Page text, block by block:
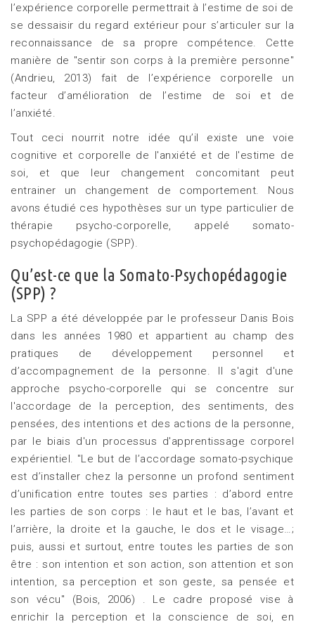
l’expérience corporelle permettrait à l’estime de soi de
se dessaisir du regard extérieur pour s’articuler sur la
reconnaissance de sa propre compétence. Cette
manière de "sentir son corps à la première personne"
(Andrieu, 2013) fait de l’expérience corporelle un
facteur d’amélioration de l’estime de soi et de
l’anxiété.
Tout ceci nourrit notre idée qu’il existe une voie
cognitive et corporelle de l'anxiété et de l'estime de
soi, et que leur changement concomitant peut
entrainer un changement de comportement. Nous
avons étudié ces hypothèses sur un type particulier de
thérapie psycho-corporelle, appelé somato-
psychopédagogie (SPP).
Qu’est-ce que la Somato-Psychopédagogie
(SPP) ?
La SPP a été développée par le professeur Danis Bois
dans les années 1980 et appartient au champ des
pratiques de développement personnel et
d’accompagnement de la personne. Il s'agit d'une
approche psycho-corporelle qui se concentre sur
l'accordage de la perception, des sentiments, des
pensées, des intentions et des actions de la personne,
par le biais d'un processus d'apprentissage corporel
expérientiel. "Le but de l’accordage somato-psychique
est d’installer chez la personne un profond sentiment
d’unification entre toutes ses parties : d’abord entre
les parties de son corps : le haut et le bas, l’avant et
l’arrière, la droite et la gauche, le dos et le visage…;
puis, aussi et surtout, entre toutes les parties de son
être : son intention et son action, son attention et son
intention, sa perception et son geste, sa pensée et
son vécu" (Bois, 2006) . Le cadre proposé vise à
enrichir la perception et la conscience de soi, en